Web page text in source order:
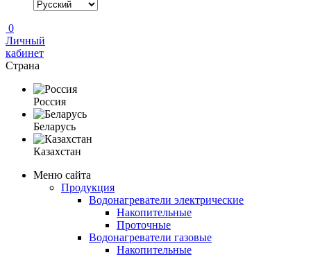
0
Личный
кабинет
Страна
Россия
Беларусь
Казахстан
Меню сайта
Продукция
Водонагреватели электрические
Накопительные
Проточные
Водонагреватели газовые
Накопительные